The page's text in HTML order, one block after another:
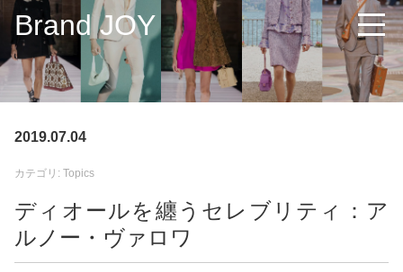
Brand JOY
2019.07.04
カテゴリ: Topics
ディオールを纏うセレブリティ：ア
ルノー・ヴァロワ